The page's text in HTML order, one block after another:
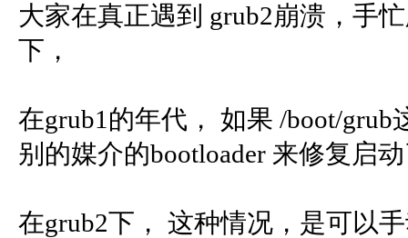
大家在真正遇到 grub2崩溃，手
下，
在grub1的年代， 如果 /boot/
别的媒介的bootloader 来修复启
在grub2下， 这种情况，是可以